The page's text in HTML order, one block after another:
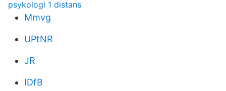
psykologi 1 distans
Mmvg
UPtNR
JR
IDfB